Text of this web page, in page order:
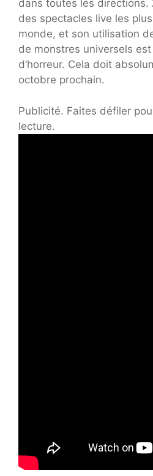
dans toutes les directions.
des spectacles live les
monde, et son utilisation
de monstres universels
d’horreur. Cela doit
octobre prochain.
Publicité. Faites défiler
lecture.